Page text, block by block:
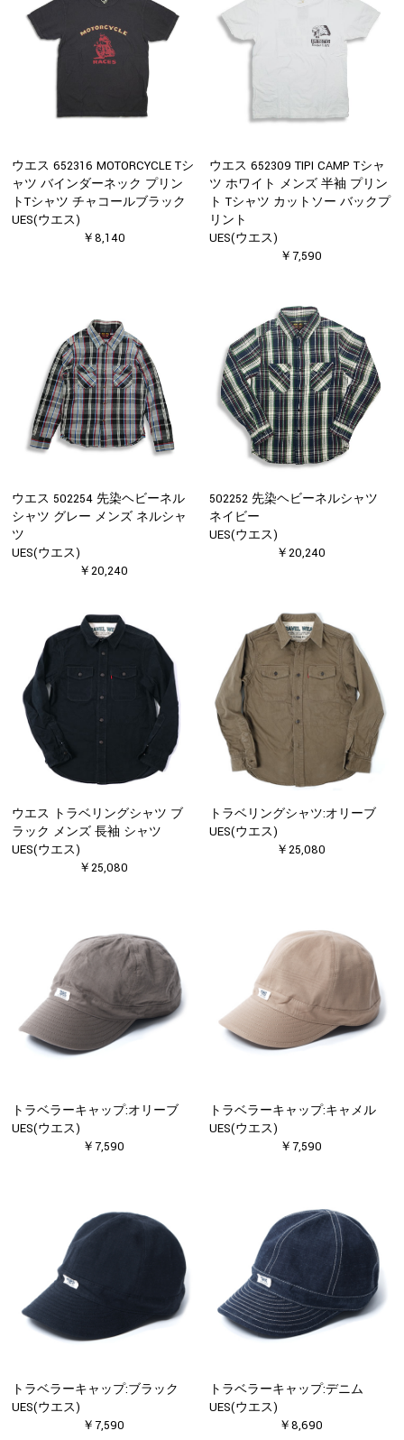
ウエス 652316 MOTORCYCLE Tシ
ャツ バインダーネック プリン
トTシャツ チャコールブラック
UES(ウエス)
￥8,140
ウエス 652309 TIPI CAMP Tシャ
ツ ホワイト メンズ 半袖 プリン
ト Tシャツ カットソー バックプ
リント
UES(ウエス)
￥7,590
ウエス 502254 先染ヘビーネル
シャツ グレー メンズ ネルシャ
ツ
UES(ウエス)
￥20,240
502252 先染ヘビーネルシャツ
ネイビー
UES(ウエス)
￥20,240
ウエス トラベリングシャツ ブ
ラック メンズ 長袖 シャツ
UES(ウエス)
￥25,080
トラベリングシャツ:オリーブ
UES(ウエス)
￥25,080
トラベラーキャップ:オリーブ
UES(ウエス)
￥7,590
トラベラーキャップ:キャメル
UES(ウエス)
￥7,590
トラベラーキャップ:ブラック
UES(ウエス)
￥7,590
トラベラーキャップ:デニム
UES(ウエス)
￥8,690